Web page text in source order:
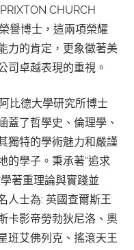
CHURCH
譽博士，這兩項榮耀
力的肯定，更象徵著美
司卓越表現的重視。
比德大學研究所博士
蓋了哲學史、倫理學、
獨特的學術魅力和嚴謹
的學子。秉承著“追求
著重理論與實踐並
人士為: 英國查爾斯王
卡影帝勞勃狄尼洛、奧
班艾佛列克、搖滾天王